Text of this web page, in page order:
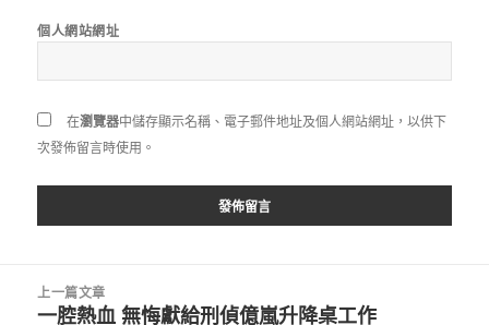
個人網站網址
在瀏覽器中儲存顯示名稱、電子郵件地址及個人網站網址，以供下
次發佈留言時使用。
上一篇文章
上
一腔熱血 無悔獻給刑偵億嵐升降桌工作